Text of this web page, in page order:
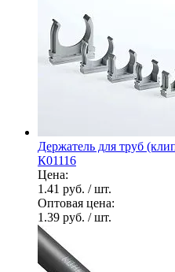
Держатель для труб
К01116
Цена:
1.41 руб. / шт.
Оптовая цена:
1.39 руб. / шт.